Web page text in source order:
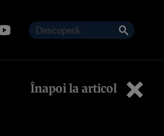
Înapoi la articol